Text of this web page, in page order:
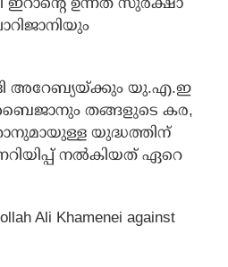
അറേബ്യയ്ക്കും യു.എ.ഇ
തങ്ങളുടെ കര,
യുദ്ധത്തിന്
നൽകിയത് ഏറെ
Ali Khamenei against